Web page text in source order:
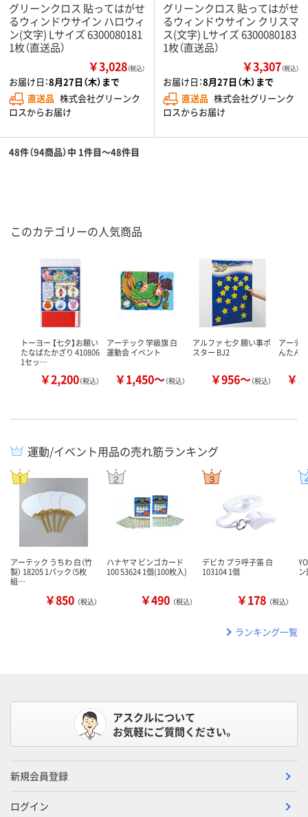
グリーンクロス 貼ってはがせ
るウィンドウサイン ハロウィ
ン(文字) Lサイズ 6300080181
1枚（直送品）
￥3,028（税込）
お届け日：8月27日（木）まで
直送品 株式会社グリーンク
ロスからお届け
グリーンクロス 貼ってはがせ
るウィンドウサイン クリスマ
ス(文字) Lサイズ 6300080183
1枚（直送品）
￥3,307（税込）
お届け日：8月27日（木）まで
直送品 株式会社グリーンク
ロスからお届け
48件（94商品）中 1件目～48件目
このカテゴリーの人気商品
トーヨー 【七夕】お願い
たなばたかざり 410806
1セッ…
￥2,200（税込）
アーテック 学級旗 白
運動会 イベント
￥1,450～（税込）
アルファ 七夕 願い事ポ
スター BJ2
￥956～（税込）
アーテ
んたん
￥
運動/イベント用品の売れ筋ランキング
アーテック うちわ 白（竹
製） 18205 1パック（5枚
組…
￥850 （税込）
ハナヤマ ビンゴカード
100 53624 1個(100枚入)
￥490 （税込）
デビカ プラ呼子笛 白
103104 1個
￥178 （税込）
ランキング一覧
アスクルについて
お気軽にご質問ください。
新規会員登録
ログイン